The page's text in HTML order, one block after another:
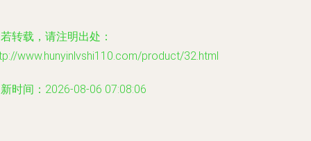
转载，请注明出处：
www.hunyinlvshi110.com/product/32.html
时间：2026-08-06 07:08:06